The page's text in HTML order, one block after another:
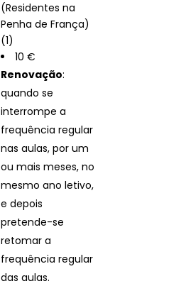
(Residentes na
Penha de França)
(1)
10 €
Renovação:
quando se
interrompe a
frequência regular
nas aulas, por um
ou mais meses, no
mesmo ano letivo,
e depois
pretende-se
retomar a
frequência regular
das aulas.